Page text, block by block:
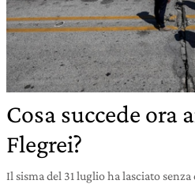
Cosa succede ora
Flegrei?
Il sisma del 31 luglio ha lasciato